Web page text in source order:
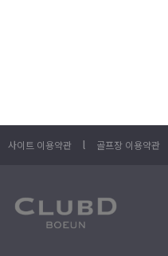
사이트 이용약관 l 골프장 이용약관